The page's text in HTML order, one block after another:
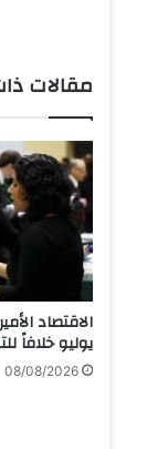
ت
م
ر
ا
ه
ج
و
م
ه
ا
ع
ل
مقالات
يوليو خلافاً
08/08/2026